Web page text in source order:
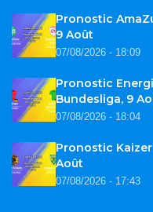
Pronostic
9 Août
07/08/2026 - 18:09
Pronostic
Bundesliga, 9
07/08/2026 - 18:04
Pronostic
Août
07/08/2026 - 17:43